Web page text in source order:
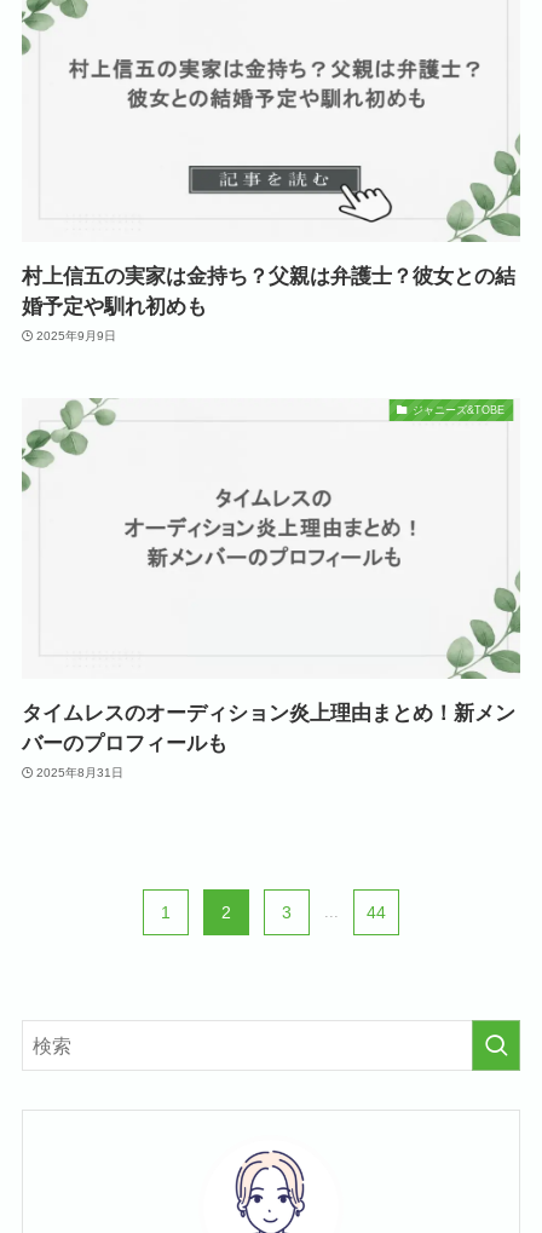
村上信五の実家は金持ち？父親は弁護士？彼女との結
婚予定や馴れ初めも
2025年9月9日
ジャニーズ&TOBE
タイムレスのオーディション炎上理由まとめ！新メン
バーのプロフィールも
2025年8月31日
1 2 3 44